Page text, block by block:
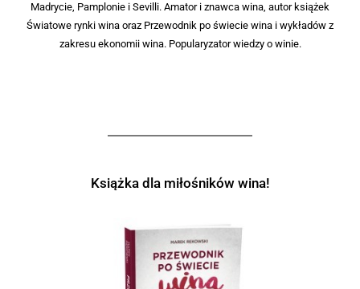
Madrycie, Pamplonie i Sevilli. Amator i znawca wina, autor książek
Światowe rynki wina oraz Przewodnik po świecie wina i wykładów z
zakresu ekonomii wina. Popularyzator wiedzy o winie.
Książka dla miłośników wina!